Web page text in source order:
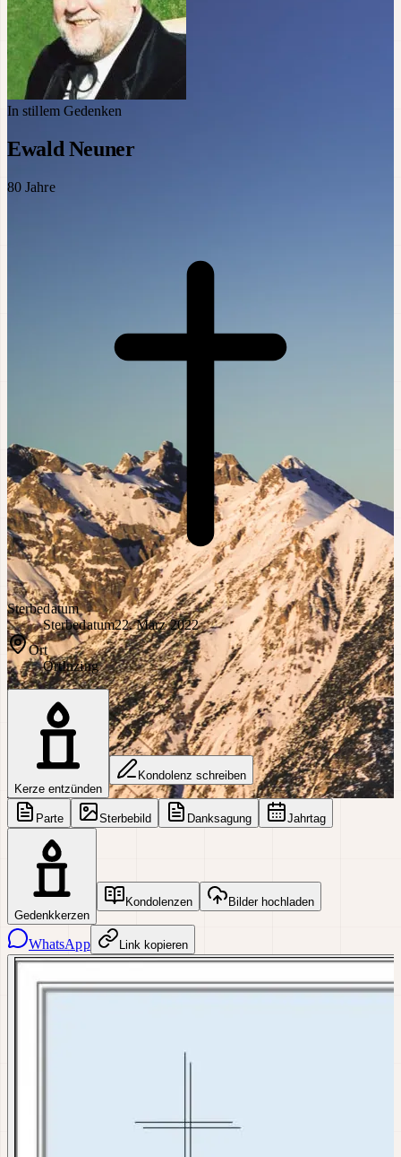
In stillem Gedenken
Ewald Neuner
80 Jahre
Sterbedatum
Sterbedatum22. März 2022
Ort
OrtInzing
Kerze entzünden
Kondolenz schreiben
Parte Sterbebild Danksagung Jahrtag
Gedenkkerzen
Kondolenzen Bilder hochladen
WhatsApp Link kopieren